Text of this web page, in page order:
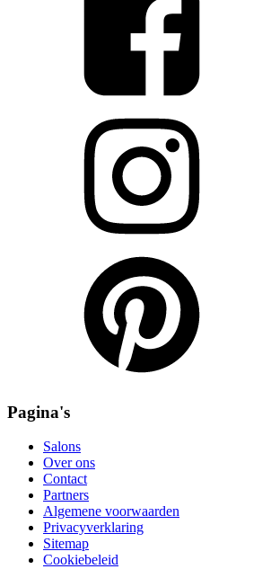
Pagina's
Salons
Over ons
Contact
Partners
Algemene voorwaarden
Privacyverklaring
Sitemap
Cookiebeleid